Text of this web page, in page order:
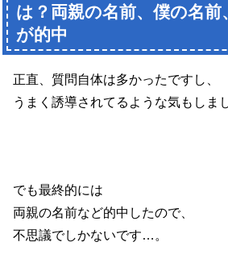
は？両親の名前、僕の名前
が的中
正直、質問自体は多かったですし、
うまく誘導されてるような気もしま
でも最終的には
両親の名前など的中したので、
不思議でしかないです…。